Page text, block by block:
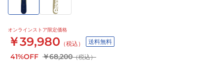
オンラインストア限定価格
￥39,980 （税込） 送料無料
41%OFF ￥68,200（税込）